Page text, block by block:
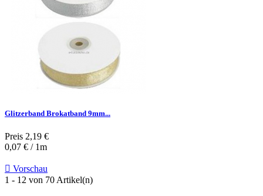
Glitzerband Brokatband 9mm...
Preis 2,19 €
0,07 € / 1m
 Vorschau
1 - 12 von 70 Artikel(n)